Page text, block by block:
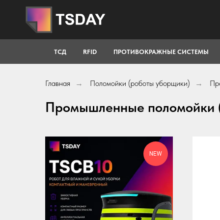
ТСД RFID ПРОТИВОКРАЖНЫЕ СИСТЕМЫ
Главная → Поломойки (роботы уборщики) →
Промышленные поломойки
NEW